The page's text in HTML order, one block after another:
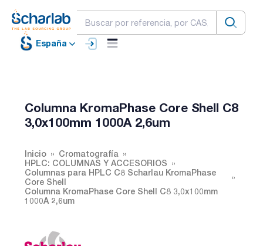
España
Columna KromaPhase Core Shell C8
3,0x100mm 1000A 2,6um
Inicio
Cromatografía
HPLC: COLUMNAS Y ACCESORIOS
Columnas para HPLC C8 Scharlau KromaPhase
Core Shell
Columna KromaPhase Core Shell C8 3,0x100mm
1000A 2,6um